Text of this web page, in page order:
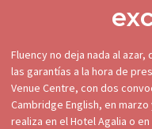
Fluency no deja nada al
las garantías a la hora de
Venue Centre, con dos
Cambridge English, en
realiza en el Hotel Agalia o